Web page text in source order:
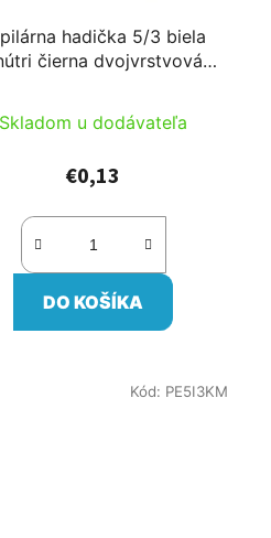
hadička 5/3 biela
čierna dvojvrstvová)
Skladom u dodávateľa
€0,13
DO KOŠÍKA
Kód: PE5I3KM